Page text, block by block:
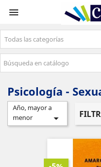

Envíos
Todas las categorías
Psicología -
Año, mayor a
menor
